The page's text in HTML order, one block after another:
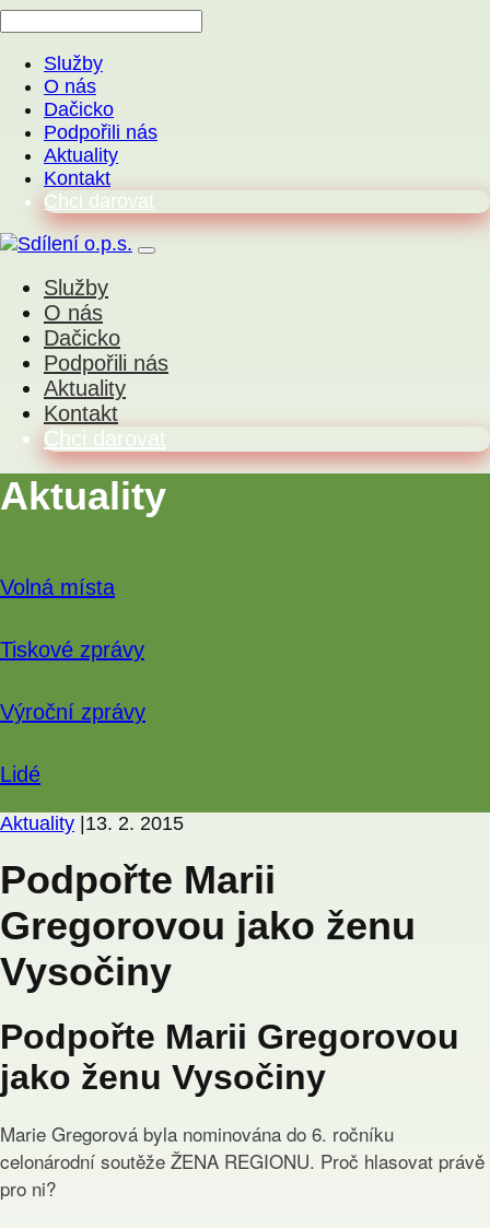
Služby
O nás
Dačicko
Podpořili nás
Aktuality
Kontakt
Chci darovat
Služby
O nás
Dačicko
Podpořili nás
Aktuality
Kontakt
Chci darovat
Aktuality
Volná místa
Tiskové zprávy
Výroční zprávy
Lidé
Aktuality 13. 2. 2015
Podpořte Marii
Gregorovou jako ženu
Vysočiny
Podpořte Marii Gregorovou
jako ženu Vysočiny
Marie Gregorová byla nominována do 6. ročníku
celonárodní soutěže ŽENA REGIONU. Proč hlasovat právě
pro ni?